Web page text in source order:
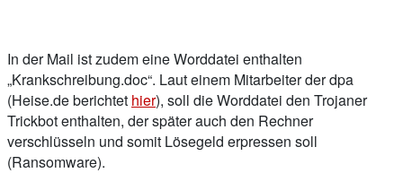
In der Mail ist zudem eine Worddatei enthalten
„Krankschreibung.doc“. Laut einem Mitarbeiter der dpa
(Heise.de berichtet hier), soll die Worddatei den Trojaner
Trickbot enthalten, der später auch den Rechner
verschlüsseln und somit Lösegeld erpressen soll
(Ransomware).